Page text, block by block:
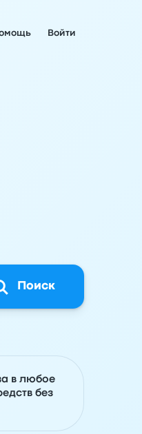
Войти
Поиск
в любое
без